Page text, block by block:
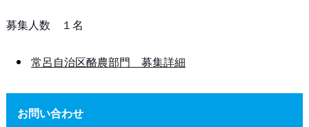
募集人数 １名
常呂自治区酪農部門 募集詳細
お問い合わせ